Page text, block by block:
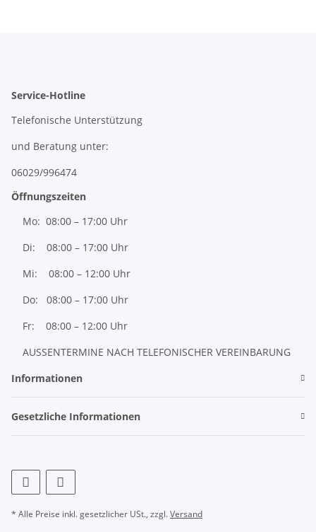
Service-Hotline
Telefonische Unterstützung
und Beratung unter:
06029/996474
Öffnungszeiten
Mo: 08:00 – 17:00 Uhr
Di: 08:00 – 17:00 Uhr
Mi: 08:00 – 12:00 Uhr
Do: 08:00 – 17:00 Uhr
Fr: 08:00 – 12:00 Uhr
AUSSENTERMINE NACH TELEFONISCHER VEREINBARUNG
Informationen
Gesetzliche Informationen
* Alle Preise inkl. gesetzlicher USt., zzgl.Versand